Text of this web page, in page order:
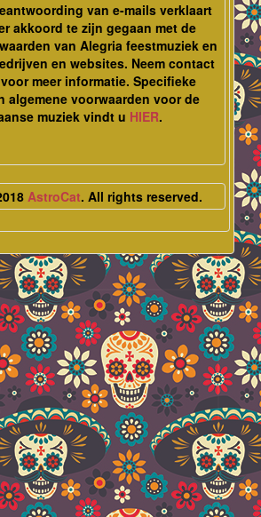
van e-mails verklaart
akkoord te zijn gegaan met de
van Alegria feestmuziek en
en websites. Neem contact
meer informatie. Specifieke
algemene voorwaarden voor de
muziek vindt u HIER.
AstroCat. All rights reserved.